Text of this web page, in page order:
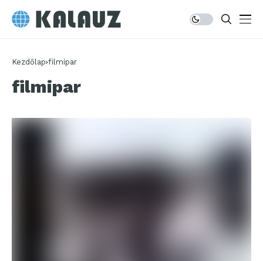
Kezdőlap filmipar
filmipar